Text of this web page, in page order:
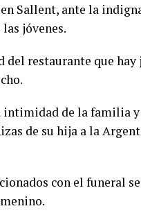
Sallent, ante la
jóvenes.
del restaurante que
intimidad de la familia
de su hija a la
con el funeral